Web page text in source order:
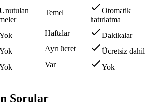
Unutulan
Temel
Otomatik
hatırlatma
Yok Haftalar
Dakikalar
Yok Ayrı ücret
Ücretsiz dahil
Yok Var
Yok
Sorular